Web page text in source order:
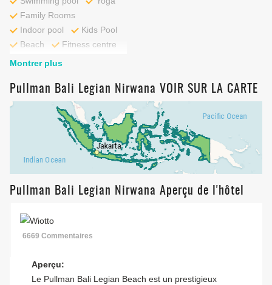
Family Rooms
Indoor pool
Kids Pool
Beach
Fitness centre
Montrer plus
Pullman Bali Legian Nirwana VOIR SUR LA CARTE
Pullman Bali Legian Nirwana Aperçu de l'hôtel
Aperçu:
Le Pullman Bali Legian Beach est un prestigieux
6669 Commentaires